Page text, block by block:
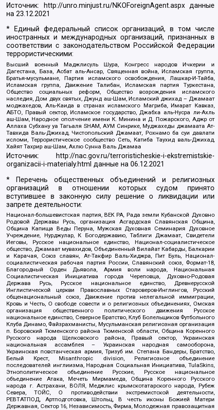
Источник: http://unro.minjust.ru/NKOForeignAgent.aspxданные
на23.12.2021
* Единый федеральный список организаций, в том числе
иностранных и международных организаций, признанных в
соответствии с законодательством Российской Федерации
террористическими:
Высший военный Маджлисуль Шура, Конгресс народов Ичкерии и
Дагестана, База, Асбат аль-Ансар, Священная война, Исламская группа,
Братья-мусульмане, Партия исламского освобождения, Лашкар-И-Тайба,
Исламская группа, Движение Талибан, Исламская партия Туркестана,
Общество социальных реформ, Общество возрождения исламского
наследия, Дом двух святых, Джунд аш-Шам, Исламский джихад – Джамаат
моджахедов, Аль-Каида в странах исламского Магриба, Имарат Кавказ,
АБТО, Правый сектор, Исламское государство, Джабха аль-Нусра ли-Ахль
аш-Шам, Народное ополчение имени К. Минина и Д. Пожарского, Аджр от
Аллаха Субхану уа Тагьаля SHAM, АУМ Синрике, Муджахеды джамаата Ат-
Тавхида Валь-Джихад, Чистопольский Джамаат, Рохнамо ба суи давлати
исломи, Террористическое сообщество Сеть, Катиба Таухид валь-Джихад,
Хайят Тахрир аш-Шам, Ахлю Сунна Валь Джамаа
Источник:
http://nac.gov.ru/terroristicheskie-i-ekstremistskie-
organizacii-i-materialy.html данные на06.12.2021
* Перечень общественных объединений и религиозных
организаций в отношении которых судом принято
вступившее в законную силу решение о ликвидации или
запрете деятельности:
Национал-большевистская партия, ВЕК РА, Рада земли Кубанской Духовно
Родовой Державы Русь, организация Асгардская Славянская Община,
Община Капища Веды Перуна, Мужская Духовная Семинария Духовное
Учреждение, Нурджулар, К Богодержавию, Таблиги Джамаат, Свидетели
Иеговы, Русское национальное единство, Национал-социалистическое
общество, Джамаат мувахидов, Объединенный Вилайат Кабарды, Балкарии
и Карачая, Союз славян, Ат-Такфир Валь-Хиджра, Пит Буль, Национал-
социалистическая рабочая партия России, Славянский союз, Формат-18,
Благородный Орден Дьявола, Армия воли народа, Национальная
Социалистическая Инициатива города Череповца, Духовно-Родовая
Держава Русь, Русское национальное единство, Древнерусской
Инглистической церкви Православных Староверов-Инглингов, Русский
общенациональный союз, Движение против нелегальной иммиграции,
Кровь и Честь, О свободе совести и о религиозных объединениях, Омская
организация общественного политического движения Русское
национальное единство, Северное Братство, Клуб Болельщиков Футбольного
Клуба Динамо, Файзрахманисты, Мусульманская религиозная организация
п. Боровский Тюменского района Тюменской области, Община Коренного
Русского народа Щелковского района, Правый сектор, Украинская
национальная ассамблея – Украинская народная самооборона,
Украинская повстанческая армия, Тризуб им. Степана Бандеры, Братство,
Белый Крест, Misanthropic division, Религиозное объединение
последователей инглиизма, Народная Социальная Инициатива, TulaSkins,
Этнополитическое объединение Русские, Русское национальное
объединение Атака, Мечеть Мирмамеда, Община Коренного Русского
народа г. Астрахани, ВОЛЯ, Меджлис крымскотатарского народа, Рубеж
Севера, ТОЙС, О противодействии экстремистской деятельности,
РЕВТАТПОД, Артподготовка, Штольц, В честь иконы Божией Матери
Державная, Сектор 16, Независимость, Фирма, Молодежная правозащитная